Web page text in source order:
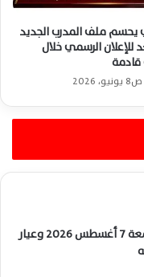
يحسم ملف المدرب الجديد
للإعلان الرسمي خلال
سعر الذهب اليوم الجمعة 7 أغسطس 2026 وعيار